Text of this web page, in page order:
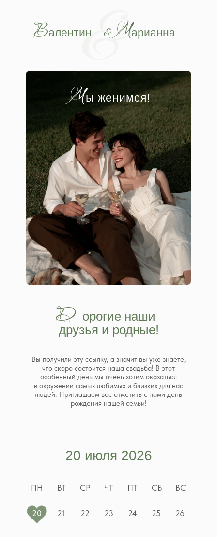
Мы женимся!
&
Валентин &Марианна
Д
___ орогие наши
друзья и родные!
Вы получили эту ссылку, а значит вы уже знаете,
что скоро состоится наша свадьба! В этот
особенный день мы очень хотим оказаться
в окружении самых любимых и близких для нас
людей. Приглашаем вас отметить с нами день
рождения нашей семьи!
20 июля 2026
ПН ВТ СР ЧТ ПТ СБ ВС
21
20 22 23 24 25 26